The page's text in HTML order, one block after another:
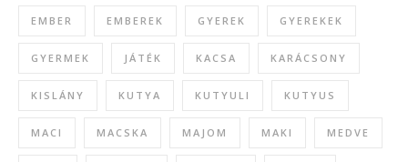
EMBER EMBEREK GYEREK GYEREKEK
GYERMEK JÁTÉK KACSA KARÁCSONY
KISLÁNY KUTYA KUTYULI KUTYUS
MACI MACSKA MAJOM MAKI MEDVE